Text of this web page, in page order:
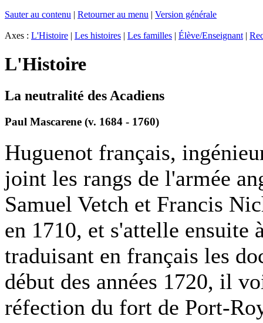
Sauter au contenu | Retourner au menu | Version générale
Axes : L'Histoire | Les histoires | Les familles | Élève/Enseignant |
L'Histoire
La neutralité des Acadiens
Paul Mascarene (v. 1684 - 1760)
Huguenot français,
joint les rangs de l'armée
Samuel Vetch et Francis
en 1710, et s'attelle ensuite
traduisant en français les
début des années 1720, il
réfection du fort de Port-